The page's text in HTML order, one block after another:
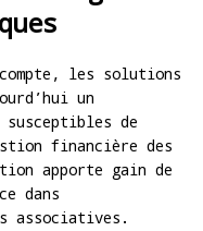
les solutions
un
susceptibles de
financière des
apporte gain de
dans
associatives.